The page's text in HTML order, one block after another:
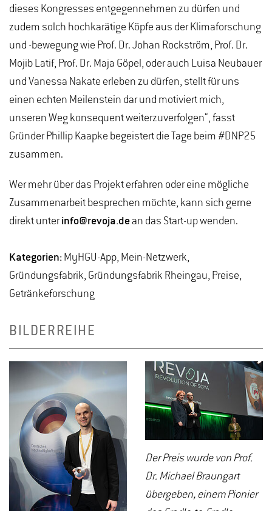
dieses Kongresses entgegennehmen zu dürfen und
zudem solch hochkarätige Köpfe aus der Klimaforschung
und -bewegung wie Prof. Dr. Johan Rockström, Prof. Dr.
Mojib Latif, Prof. Dr. Maja Göpel, oder auch Luisa Neubauer
und Vanessa Nakate erleben zu dürfen, stellt für uns
einen echten Meilenstein dar und motiviert mich,
unseren Weg konsequent weiterzuverfolgen“, fasst
Gründer Phillip Kaapke begeistert die Tage beim #DNP25
zusammen.
Wer mehr über das Projekt erfahren oder eine mögliche
Zusammenarbeit besprechen möchte, kann sich gerne
direkt unterinfo@revoja.de an das Start-up wenden.
Kategorien: MyHGU-App, Mein-Netzwerk,
Gründungsfabrik, Gründungsfabrik Rheingau, Preise,
Getränkeforschung
BILDERREIHE
Der Preis wurde von Prof.
Dr. Michael Braungart
übergeben, einem Pionier